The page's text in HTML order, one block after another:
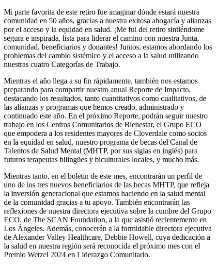
Mi parte favorita de este retiro fue imaginar dónde estará nuestra
comunidad en 50 años, gracias a nuestra exitosa abogacía y alianzas
por el acceso y la equidad en salud. ¡Me fui del retiro sintiéndome
segura e inspirada, lista para liderar el camino con nuestra Junta,
comunidad, beneficiarios y donantes! Juntos, estamos abordando los
problemas del cambio sistémico y el acceso a la salud utilizando
nuestras cuatro Categorías de Trabajo.
Mientras el año llega a su fin rápidamente, también nos estamos
preparando para compartir nuestro anual Reporte de Impacto,
destacando los resultados, tanto cuantitativos como cualitativos, de
las alianzas y programas que hemos creado, administrado y
continuado este año. En el próximo Reporte, podrán seguir nuestro
trabajo en los Centros Comunitarios de Bienestar, el Grupo ECO
que empodera a los residentes mayores de Cloverdale como socios
en la equidad en salud, nuestro programa de becas del Canal de
Talentos de Salud Mental (MHTP, por sus siglas en inglés) para
futuros terapeutas bilingües y biculturales locales, y mucho más.
Mientras tanto, en el boletín de este mes, encontrarán un perfil de
uno de los tres nuevos beneficiarios de las becas MHTP, que refleja
la inversión generacional que estamos haciendo en la salud mental
de la comunidad gracias a tu apoyo. También encontrarán las
reflexiones de nuestra directora ejecutiva sobre la cumbre del Grupo
ECO, de The SCAN Foundation, a la que asistió recientemente en
Los Ángeles. Además, conocerán a la formidable directora ejecutiva
de Alexander Valley Healthcare, Debbie Howell, cuya dedicación a
la salud en nuestra región será reconocida el próximo mes con el
Premio Wetzel 2024 en Liderazgo Comunitario.